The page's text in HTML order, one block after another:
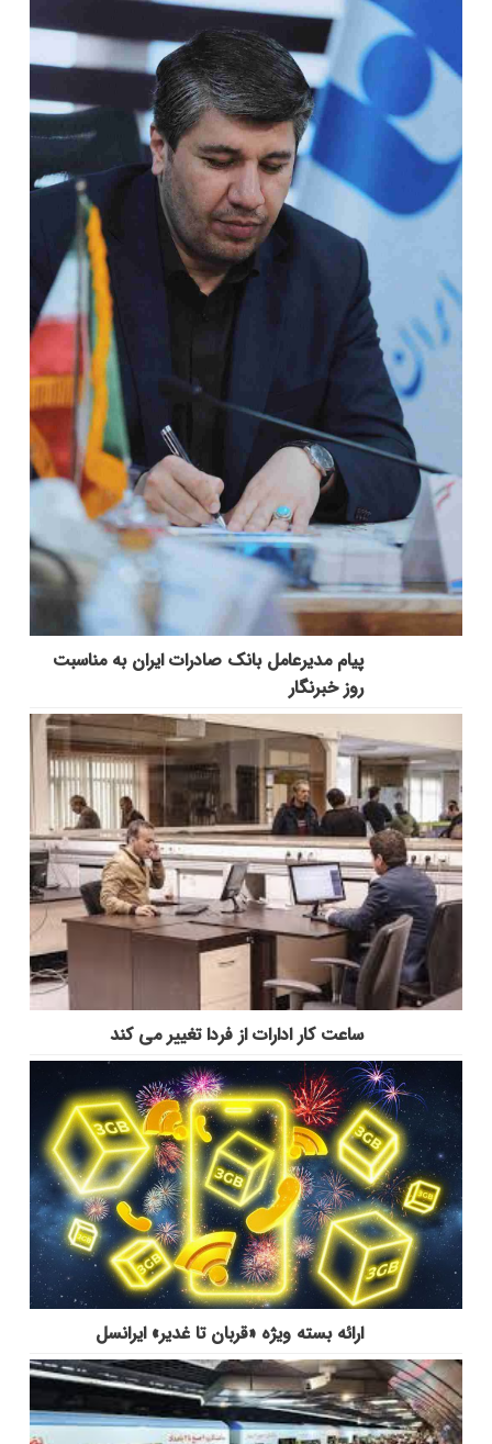
پیام مدیرعامل بانک صادرات ایران به مناسبت
روز خبرنگار
ساعت کار ادارات از فردا تغییر می کند
ارائه بسته ویژه «قربان تا غدیر» ایرانسل